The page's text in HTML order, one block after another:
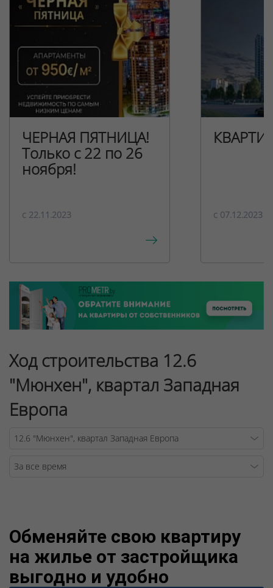
ЧЕРНАЯ ПЯТНИЦА!
Только с 22 по 26
ноября!
c 22.11.2023 c 07.12.2023
Ход строительства 12.6
"Мюнхен", квартал Западная
Европа
Обменяйте свою квартиру
на жилье от застройщика
выгодно и удобно